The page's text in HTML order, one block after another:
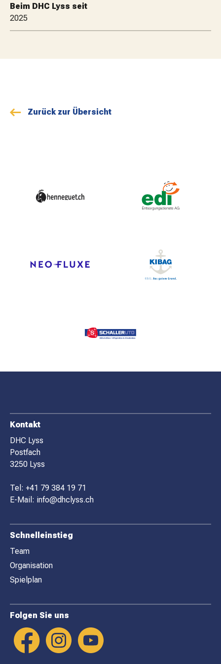
MATCHBESUCH
KONTAKT
Beim DHC Lyss seit
2025
Zurück zur Übersicht
F
O
O
T
E
R
Kontakt
DHC Lyss
Postfach
3250 Lyss
Tel: +41 79 384 19 71
E-Mail: info@dhclyss.ch
Schnelleinstieg
Team
Organisation
Spielplan
Folgen Sie uns